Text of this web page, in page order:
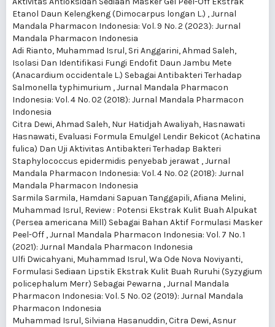
Etanol Daun Kelengkeng (Dimocarpus longan L.) ,Jurnal
Mandala Pharmacon Indonesia: Vol. 9 No. 2 (2023): Jurnal
Mandala Pharmacon Indonesia
Adi Rianto, Muhammad Isrul, Sri Anggarini, Ahmad Saleh,
Isolasi Dan Identifikasi Fungi Endofit Daun Jambu Mete
(Anacardium occidentale L.) Sebagai Antibakteri Terhadap
Salmonella typhimurium ,Jurnal Mandala Pharmacon
Indonesia: Vol. 4 No. 02 (2018): Jurnal Mandala Pharmacon
Indonesia
Citra Dewi, Ahmad Saleh, Nur Hatidjah Awaliyah, Hasnawati
Hasnawati, Evaluasi Formula Emulgel Lendir Bekicot (Achatina
fulica) Dan Uji Aktivitas Antibakteri Terhadap Bakteri
Staphylococcus epidermidis penyebab jerawat ,Jurnal
Mandala Pharmacon Indonesia: Vol. 4 No. 02 (2018): Jurnal
Mandala Pharmacon Indonesia
Sarmila Sarmila, Hamdani Sapuan Tanggapili, Afiana Melini,
Muhammad Isrul, Review : Potensi Ekstrak Kulit Buah Alpukat
(Persea americana Mill) Sebagai Bahan Aktif Formulasi Masker
Peel-Off ,Jurnal Mandala Pharmacon Indonesia: Vol. 7 No. 1
(2021): Jurnal Mandala Pharmacon Indonesia
Ulfi Dwicahyani, Muhammad Isrul, Wa Ode Nova Noviyanti,
Formulasi Sediaan Lipstik Ekstrak Kulit Buah Ruruhi (Syzygium
policephalum Merr) Sebagai Pewarna ,Jurnal Mandala
Pharmacon Indonesia: Vol. 5 No. 02 (2019): Jurnal Mandala
Pharmacon Indonesia
Muhammad Isrul, Silviana Hasanuddin, Citra Dewi, Asnur